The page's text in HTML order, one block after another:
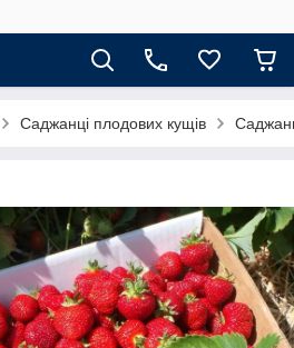
Саджанці плодових кущів